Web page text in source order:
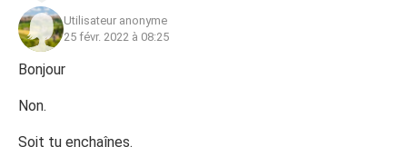
Utilisateur anonyme
25 févr. 2022 à 08:25
Bonjour
Non.
Soit tu enchaînes.